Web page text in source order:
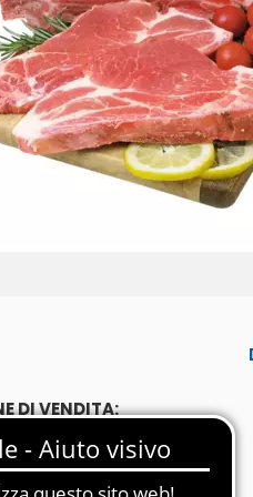
DI VENDITA: